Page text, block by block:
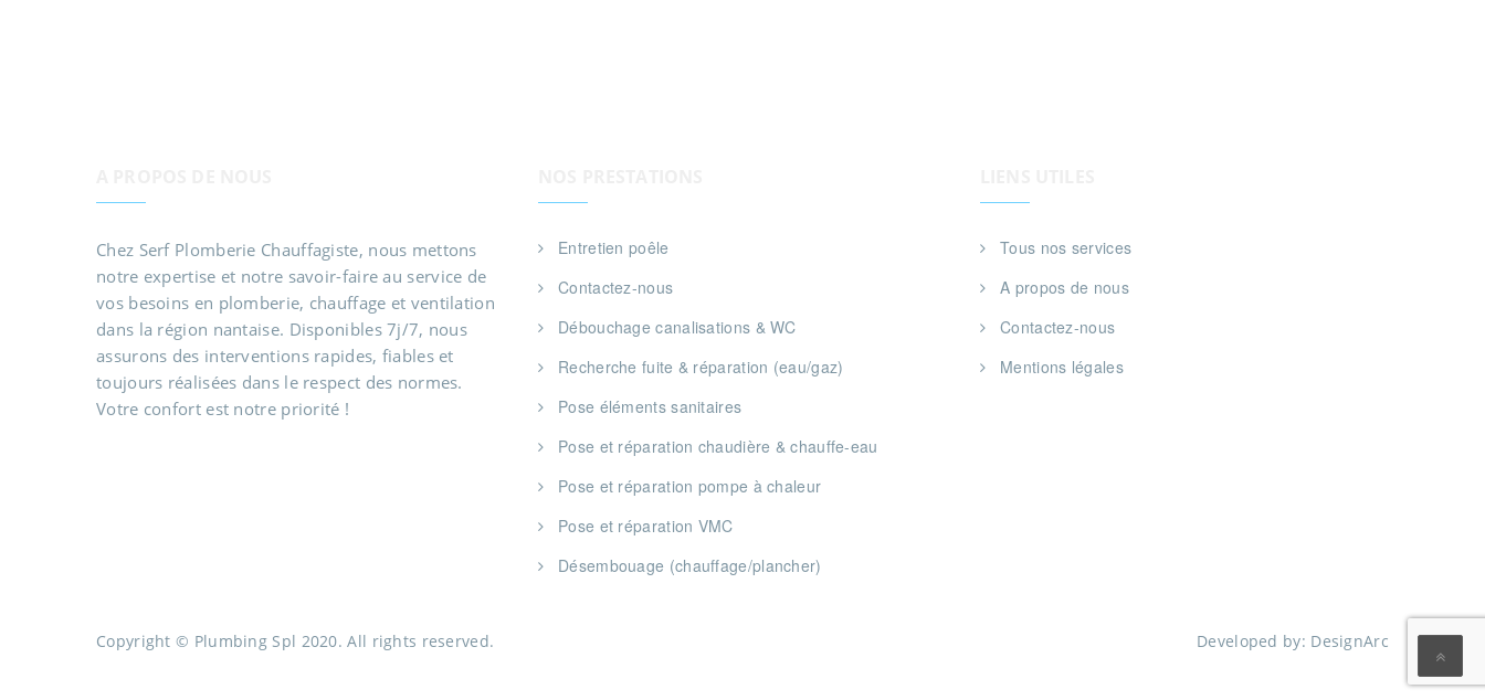
Chez Serf Plomberie Chauffagiste, nous mettons
notre expertise et notre savoir-faire au service de
vos besoins en plomberie, chauffage et ventilation
dans la région nantaise. Disponibles 7j/7, nous
assurons des interventions rapides, fiables et
toujours réalisées dans le respect des normes.
Votre confort est notre priorité !
Entretien poêle
Contactez-nous
Débouchage canalisations & WC
Recherche fuite & réparation (eau/gaz)
Pose éléments sanitaires
Pose et réparation chaudière & chauffe-eau
Pose et réparation pompe à chaleur
Pose et réparation VMC
Désembouage (chauffage/plancher)
Tous nos services
A propos de nous
Contactez-nous
Mentions légales
Copyright © Plumbing Spl 2020. All rights reserved. Developed by: DesignArc